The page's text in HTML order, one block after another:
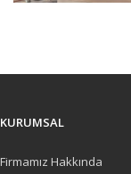
KURUMSAL
Firmamız Hakkında